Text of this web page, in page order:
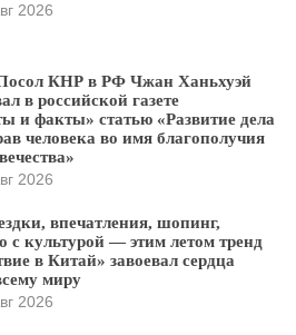
2026
Посол КНР в РФ Чжан Ханьхуэй
в российской газете
и факты» статью «Развитие дела
человека во имя благополучия
2026
впечатления, шопинг,
с культурой — этим летом тренд
в Китай» завоевал сердца
миру
2026